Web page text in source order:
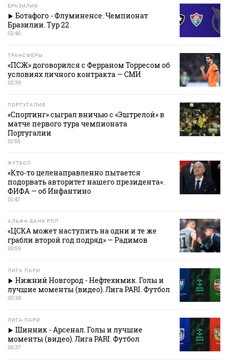
БРАЗИЛИЯ
Ботафого - Флуминенсе. Чемпионат
Бразилии. Тур 22
02:46
ТРАНСФЕРЫ
«ПСЖ» договорился с Ферраном Торресом об
условиях личного контракта — СМИ
02:39
ПОРТУГАЛИЯ
«Спортинг» сыграл вничью с «Эштрелой» в
матче первого тура чемпионата
Португалии
01:55
ФУТБОЛ
«Кто‑то целенаправленно пытается
подорвать авторитет нашего президента».
ФИФА — об Инфантино
01:47
АЛЬФА-БАНК РПЛ
«ЦСКА может наступить на одни и те же
грабли второй год подряд» — Радимов
00:59
ЛИГА ПАРИ
Нижний Новгород - Нефтехимик. Голы и
лучшие моменты (видео). Лига PARI. Футбол
00:38
ЛИГА ПАРИ
Шинник - Арсенал. Голы и лучшие
моменты (видео). Лига PARI. Футбол
00:37